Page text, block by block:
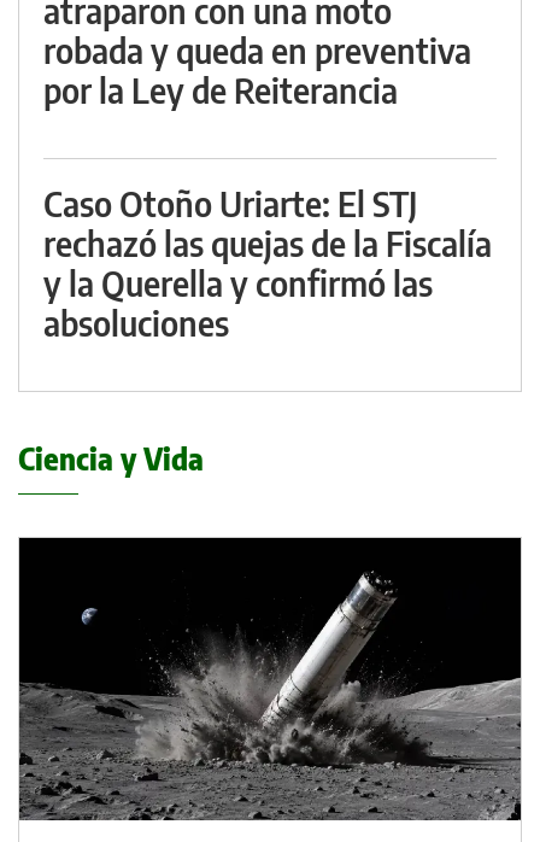
atraparon con una moto
robada y queda en preventiva
por la Ley de Reiterancia
Caso Otoño Uriarte: El STJ
rechazó las quejas de la Fiscalía
y la Querella y confirmó las
absoluciones
Ciencia y Vida